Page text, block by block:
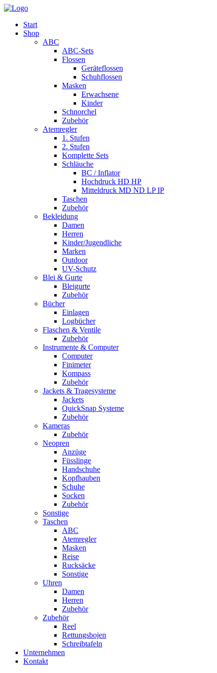
Start
Shop
ABC
ABC-Sets
Flossen
Geräteflossen
Schuhflossen
Masken
Erwachsene
Kinder
Schnorchel
Zubehör
Atemregler
1. Stufen
2. Stufen
Komplette Sets
Schläuche
BC / Inflator
Hochdruck HD HP
Mitteldruck MD ND LP IP
Taschen
Zubehör
Bekleidung
Damen
Herren
Kinder/Jugendliche
Marken
Outdoor
UV-Schutz
Blei & Gurte
Bleigurte
Zubehör
Bücher
Einlagen
Logbücher
Flaschen & Ventile
Zubehör
Instrumente & Computer
Computer
Finimeter
Kompass
Zubehör
Jackets & Tragesysteme
Jackets
QuickSnap Systeme
Zubehör
Kameras
Zubehör
Neopren
Anzüge
Füsslinge
Handschuhe
Kopfhauben
Schuhe
Socken
Zubehör
Sonstige
Taschen
ABC
Atemregler
Masken
Reise
Rucksäcke
Sonstige
Uhren
Damen
Herren
Zubehör
Zubehör
Reel
Rettungsbojen
Schreibtafeln
Unternehmen
Kontakt